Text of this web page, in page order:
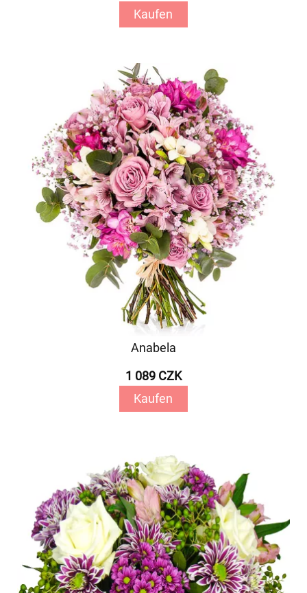
Kaufen
Anabela
1 089 CZK
Kaufen